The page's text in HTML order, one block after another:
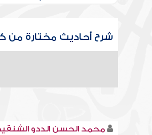
شرح أحاديث مختارة من
محمد الحسن الددو